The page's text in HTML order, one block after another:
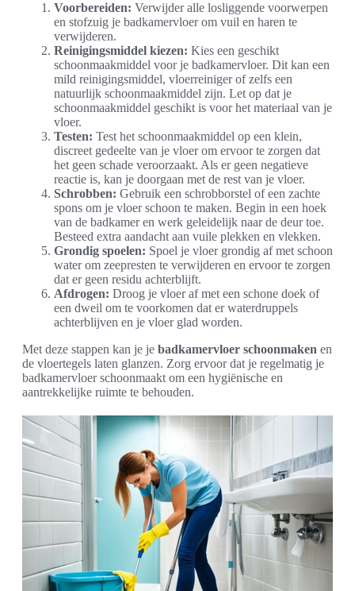
Voorbereiden: Verwijder alle losliggende voorwerpen
en stofzuig je badkamervloer om vuil en haren te
verwijderen.
Reinigingsmiddel kiezen: Kies een geschikt
schoonmaakmiddel voor je badkamervloer. Dit kan een
mild reinigingsmiddel, vloerreiniger of zelfs een
natuurlijk schoonmaakmiddel zijn. Let op dat je
schoonmaakmiddel geschikt is voor het materiaal van je
vloer.
Testen: Test het schoonmaakmiddel op een klein,
discreet gedeelte van je vloer om ervoor te zorgen dat
het geen schade veroorzaakt. Als er geen negatieve
reactie is, kan je doorgaan met de rest van je vloer.
Schrobben: Gebruik een schrobborstel of een zachte
spons om je vloer schoon te maken. Begin in een hoek
van de badkamer en werk geleidelijk naar de deur toe.
Besteed extra aandacht aan vuile plekken en vlekken.
Grondig spoelen: Spoel je vloer grondig af met schoon
water om zeepresten te verwijderen en ervoor te zorgen
dat er geen residu achterblijft.
Afdrogen: Droog je vloer af met een schone doek of
een dweil om te voorkomen dat er waterdruppels
achterblijven en je vloer glad worden.
Met deze stappen kan je je badkamervloer schoonmaken en
de vloertegels laten glanzen. Zorg ervoor dat je regelmatig je
badkamervloer schoonmaakt om een hygiënische en
aantrekkelijke ruimte te behouden.